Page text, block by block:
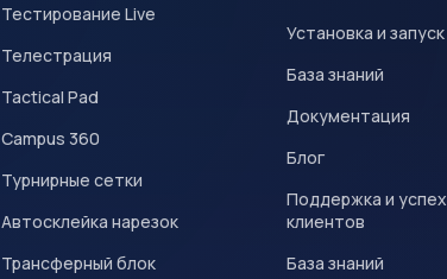
Тестирование Live
Телестрация
Tactical Pad
Campus 360
Турнирные сетки
Автосклейка нарезок
Трансферный блок
Установка и запуск
База знаний
Документация
Блог
Поддержка и успех
клиентов
База знаний